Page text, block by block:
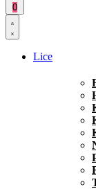
0Open
cart
Open
Account
details
Lice